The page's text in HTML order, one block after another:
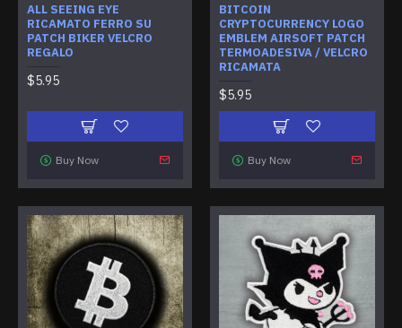
ALL SEEING EYE
RICAMATO FERRO SU
PATCH BIKER VELCRO
REGALO
$5.95
Buy Now
BITCOIN
CRYPTOCURRENCY LOGO
EMBLEM AIRSOFT PATCH
TERMOADESIVA / VELCRO
RICAMATA
$5.95
Buy Now